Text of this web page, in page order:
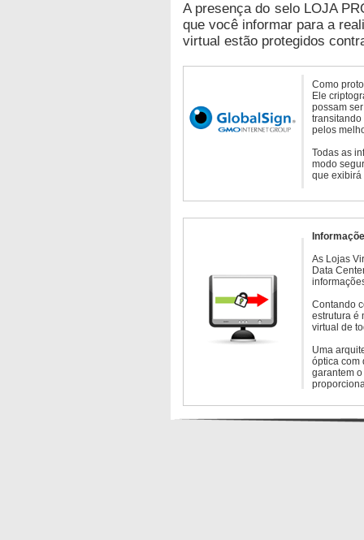
A presença do selo LOJA
que você informar para a
virtual estão protegidos
Como
Ele
possam
transitando
pelos
Todas as
modo
que exibirá
As Lojas
Data
Contando
estrutura é
virtual de
Uma
óptica com
garantem